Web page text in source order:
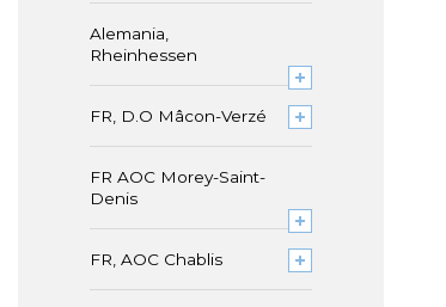
Alemania,
Rheinhessen
FR, D.O Mâcon-Verzé
FR AOC Morey-Saint-
Denis
FR, AOC Chablis